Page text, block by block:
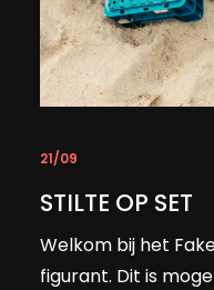
21/09
STILTE OP SET
Welkom bij het
figurant. Dit is